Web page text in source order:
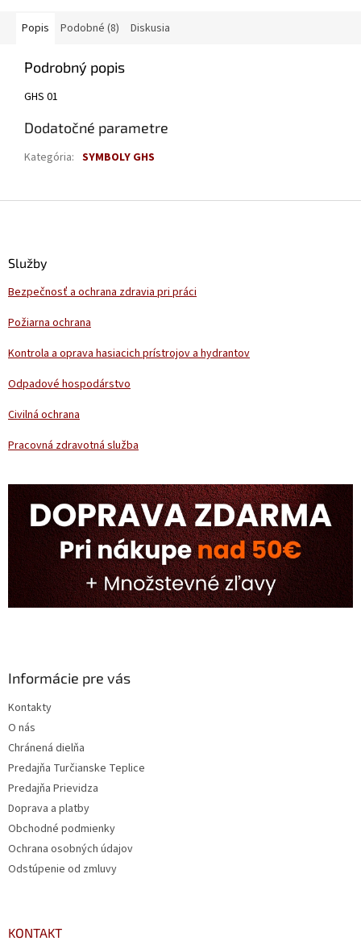
Popis Podobné (8) Diskusia
Podrobný popis
GHS 01
Dodatočné parametre
Kategória: SYMBOLY GHS
Služby
Bezpečnosť a ochrana zdravia pri práci
Požiarna ochrana
Kontrola a oprava hasiacich prístrojov a hydrantov
Odpadové hospodárstvo
Civilná ochrana
Pracovná zdravotná služba
Informácie pre vás
Kontakty
O nás
Chránená dielňa
Predajňa Turčianske Teplice
Predajňa Prievidza
Doprava a platby
Obchodné podmienky
Ochrana osobných údajov
Odstúpenie od zmluvy
KONTAKT